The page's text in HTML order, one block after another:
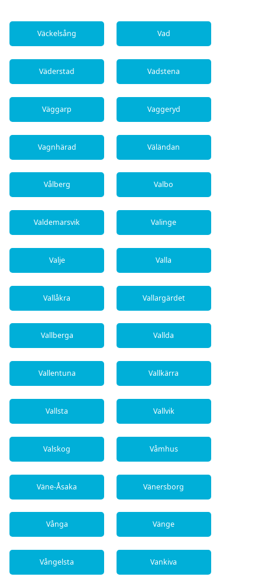
Väckelsång Vad
Väderstad Vadstena
Väggarp Vaggeryd
Vagnhärad Väländan
Vålberg Valbo
Valdemarsvik Valinge
Valje Valla
Vallåkra Vallargärdet
Vallberga Vallda
Vallentuna Vallkärra
Vallsta Vallvik
Valskog Våmhus
Väne-Åsaka Vänersborg
Vånga Vänge
Vångelsta Vankiva